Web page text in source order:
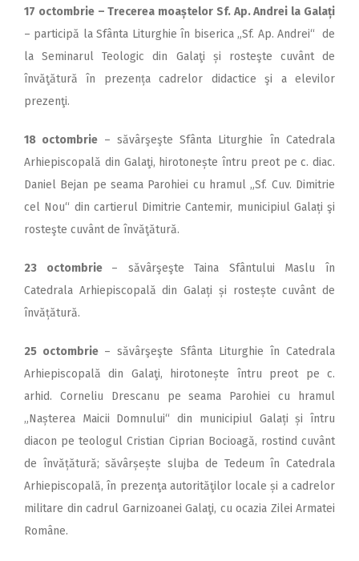
17 octombrie – Trecerea moaștelor Sf. Ap. Andrei la Galați
– participă la Sfânta Liturghie în biserica „Sf. Ap. Andrei“ de
la Seminarul Teologic din Galaţi și rosteşte cuvânt de
învăţătură în prezența cadrelor didactice şi a elevilor
prezenţi.
18 octombrie – săvârşeşte Sfânta Liturghie în Catedrala
Arhiepiscopală din Galaţi, hirotonește întru preot pe c. diac.
Daniel Bejan pe seama Parohiei cu hramul „Sf. Cuv. Dimitrie
cel Nou“ din cartierul Dimitrie Cantemir, municipiul Galați şi
rosteşte cuvânt de învăţătură.
23 octombrie – săvârşeşte Taina Sfântului Maslu în
Catedrala Arhiepiscopală din Galați și rostește cuvânt de
învățătură.
25 octombrie – săvârşeşte Sfânta Liturghie în Catedrala
Arhiepiscopală din Galaţi, hirotonește întru preot pe c.
arhid. Corneliu Drescanu pe seama Parohiei cu hramul
„Nașterea Maicii Domnului“ din municipiul Galați și întru
diacon pe teologul Cristian Ciprian Bocioagă, rostind cuvânt
de învățătură; săvârșește slujba de Tedeum în Catedrala
Arhiepiscopală, în prezenţa autorităţilor locale și a cadrelor
militare din cadrul Garnizoanei Galaţi, cu ocazia Zilei Armatei
Române.